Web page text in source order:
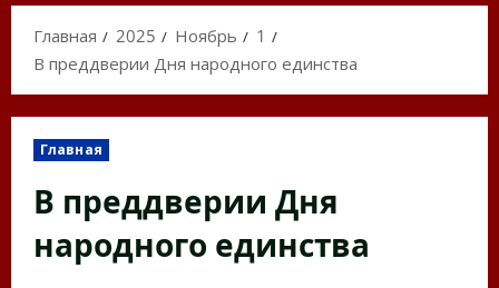
Главная
2025 Ноябрь
1
В преддверии Дня народного единства
Главная
В преддверии Дня
народного единства